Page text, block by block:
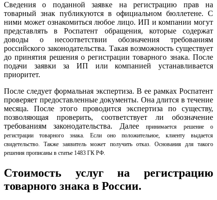
Сведения о поданной заявке на регистрацию прав на
товарный знак публикуются в официальном бюллетене. С
ними может ознакомиться любое лицо. ИП и компании могут
представлять в Роспатент обращения, которые содержат
доводы о несоответствии обозначения требованиям
российского законодательства. Такая возможность существует
до принятия решения о регистрации товарного знака. После
подачи заявки за ИП или компанией устанавливается
приоритет.
После следует формальная экспертиза. В ее рамках Роспатент
проверяет предоставленные документы. Она длится в течение
месяца. После этого проводится экспертиза по существу,
позволяющая проверить, соответствует ли обозначение
требованиям законодательства. Далеепринимается решение о
регистрации товарного знака. Если оно положительное, клиенту выдается
свидетельство. Также заявитель может получить отказ. Основания для такого
решения прописаны в статье 1483 ГК РФ.
Стоимость услуг на регистрацию
товарного знака в России.